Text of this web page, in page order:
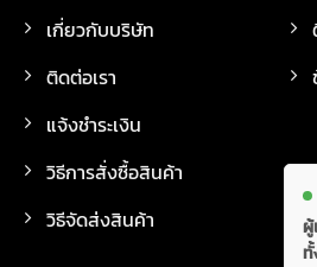
เกี่ยวกับบริษัท
ติดต่อเรา
แจ้งชำระเงิน
วิธีการสั่งซื้อสินค้า
วิธีจัดส่งสินค้า
ผู้
ทั้